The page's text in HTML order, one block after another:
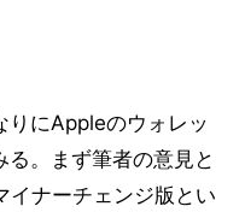
りにAppleのウォレッ
る。まず筆者の意見と
イナーチェンジ版とい